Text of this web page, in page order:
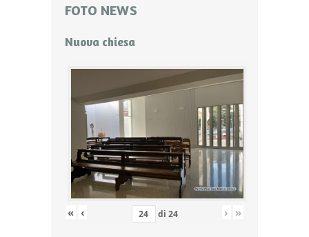
FOTO NEWS
Nuova chiesa
« ‹ di 24 › »